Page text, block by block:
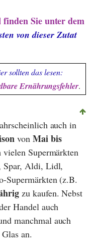
finden Sie unter dem
von dieser Zutat
sollten das lesen:
Ernährungsfehler.
auch in
von Mai bis
Supermärkten
Spar, Aldi, Lidl,
Supermärkten (z.B.
zu kaufen. Nebst
Handel auch
manchmal auch
an.